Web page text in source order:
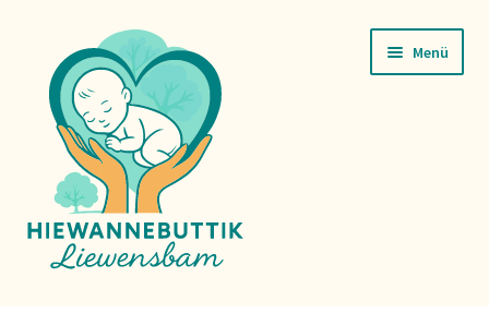
Navigation
springen
Inhalt
springen
Menü